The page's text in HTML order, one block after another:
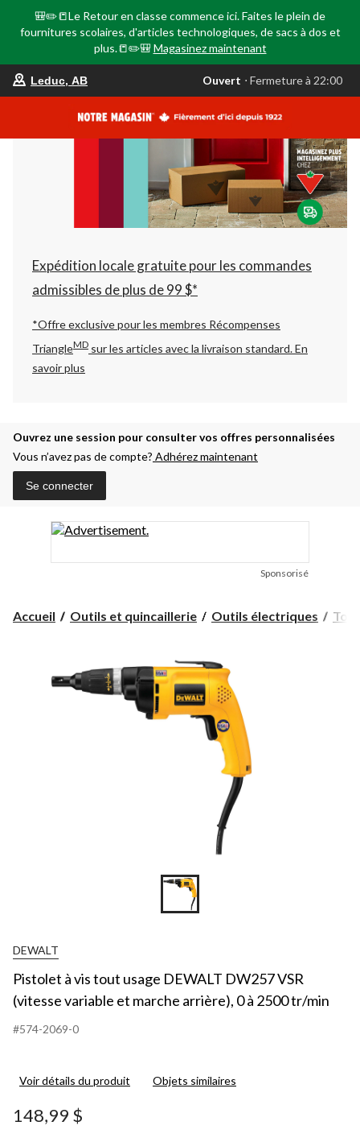
🎒✏️📒Le Retour en classe commence ici. Faites le plein de
fournitures scolaires, d'articles technologiques, de sacs à dos et
plus.📒✏️🎒 Magasinez maintenant
votre
est
AB,
Ouvert,
Fermeture
à
22:00
changer
Leduc, AB Ouvert ⋅ Fermeture à 22:00
Expédition locale gratuite pour les commandes
admissibles de plus de 99 $*
*Offre exclusive pour les membres Récompenses
TriangleMD sur les articles avec la livraison standard.En
savoir plus
Ouvrez une session pour consulter vos offres personnalisées
Vous n’avez pas de compte? Adhérez maintenant
Se connecter
Sponsorisé
Accueil Outils et quincaillerie Outils électriques
DEWALT
Pistolet à vis tout usage DEWALT DW257 VSR
(vitesse variable et marche arrière), 0 à 2500 tr/min
#574-2069-0
Voir détails du produit Objets similaires
148,99 $